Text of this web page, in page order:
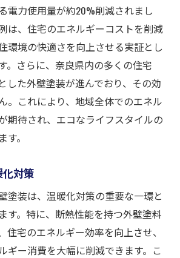
電力使用量が約20%削減されまし
は、住宅のエネルギーコストを削減
環境の快適さを向上させる実証とし
。さらに、奈良県内の多くの住宅
した外壁塗装が進んでおり、その効
。これにより、地域全体でのエネル
期待され、エコなライフスタイルの
。
対策
塗装は、温暖化対策の重要な一環と
す。特に、断熱性能を持つ外壁塗料
住宅のエネルギー効率を向上させ、
ギー消費を大幅に削減できます。こ